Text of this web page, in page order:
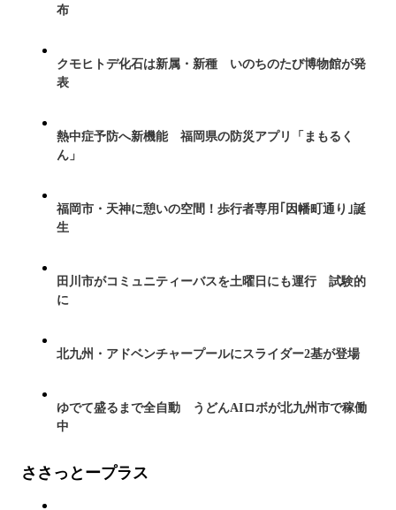
布
クモヒトデ化石は新属・新種 いのちのたび博物館が発
表
熱中症予防へ新機能 福岡県の防災アプリ「まもるく
ん」
福岡市・天神に憩いの空間！歩行者専用｢因幡町通り｣誕
生
田川市がコミュニティーバスを土曜日にも運行 試験的
に
北九州・アドベンチャープールにスライダー2基が登場
ゆでて盛るまで全自動 うどんAIロボが北九州市で稼働
中
ささっとープラス